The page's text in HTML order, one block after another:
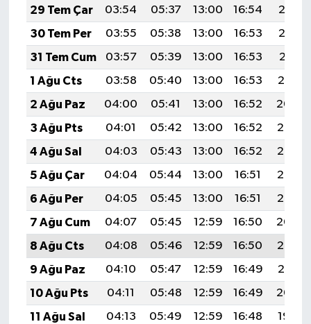
29 Tem Çar
03:54 05:37 13:00 16:54
20:13
30 Tem Per
03:55 05:38 13:00 16:53
20:12
31 Tem Cum
03:57 05:39 13:00 16:53
20:11
1 Ağu Cts
03:58 05:40 13:00 16:53
20:10
2 Ağu Paz
04:00 05:41 13:00 16:52
20:09
3 Ağu Pts
04:01 05:42 13:00 16:52
20:08
4 Ağu Sal
04:03 05:43 13:00 16:52
20:07
5 Ağu Çar
04:04 05:44 13:00 16:51
20:06
6 Ağu Per
04:05 05:45 13:00 16:51
20:05
7 Ağu Cum
04:07 05:45 12:59 16:50
20:04
8 Ağu Cts
04:08 05:46 12:59 16:50
20:02
9 Ağu Paz
04:10 05:47 12:59 16:49
20:01
10 Ağu Pts
04:11 05:48 12:59 16:49
20:00
11 Ağu Sal
04:13 05:49 12:59 16:48
19:59